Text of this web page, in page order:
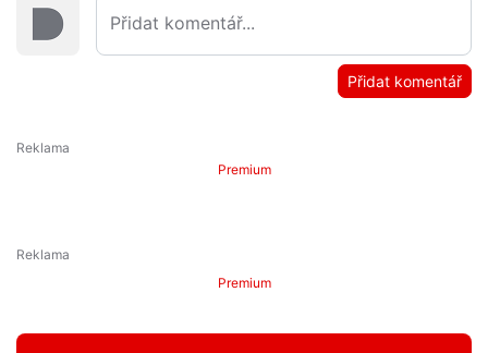
Přidat komentář
Premium
Premium